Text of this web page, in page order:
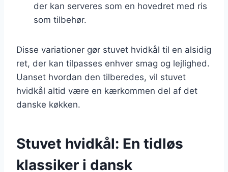
der kan serveres som en hovedret med ris
som tilbehør.
Disse variationer gør stuvet hvidkål til en alsidig
ret, der kan tilpasses enhver smag og lejlighed.
Uanset hvordan den tilberedes, vil stuvet
hvidkål altid være en kærkommen del af det
danske køkken.
Stuvet hvidkål: En tidløs
klassiker i dansk